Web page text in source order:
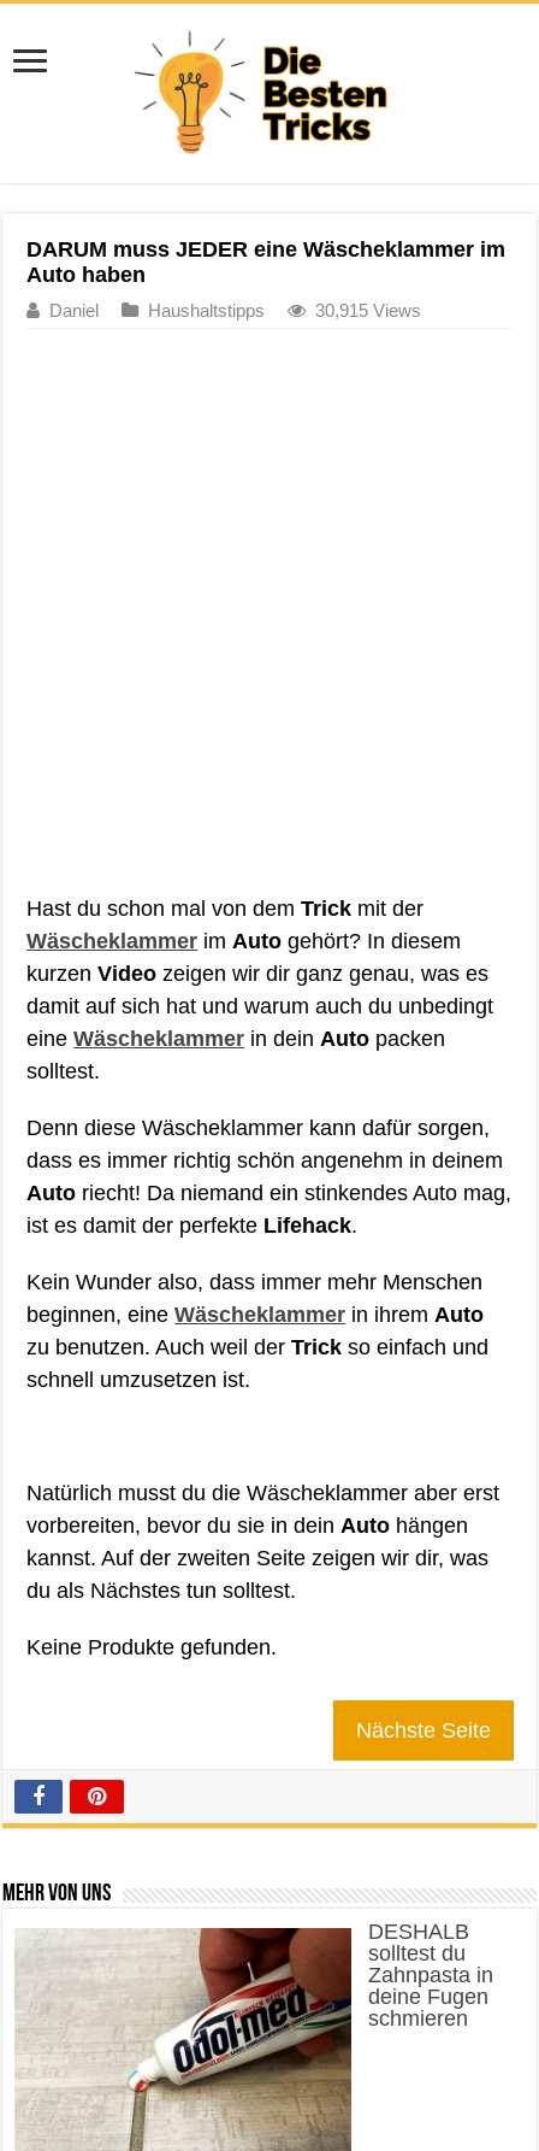
DARUM muss JEDER eine Wäscheklammer im
Auto haben
Daniel Haushaltstipps 30,915 Views
Hast du schon mal von demTrick mit der
Wäscheklammer im Auto gehört? In diesem
kurzenVideo zeigen wir dir ganz genau, was es
damit auf sich hat und warum auch du unbedingt
eineWäscheklammer in dein Auto packen
solltest.
Denn diese Wäscheklammer kann dafür sorgen,
dass es immer richtig schön angenehm in deinem
Auto riecht! Da niemand ein stinkendes Auto mag,
ist es damit der perfekte Lifehack.
Kein Wunder also, dass immer mehr Menschen
beginnen, eineWäscheklammer in ihrem Auto
zu benutzen. Auch weil derTrick so einfach und
schnell umzusetzen ist.
Natürlich musst du die Wäscheklammer aber erst
vorbereiten, bevor du sie in dein Auto hängen
kannst. Auf der zweiten Seite zeigen wir dir, was
du als Nächstes tun solltest.
Keine Produkte gefunden.
Nächste Seite
Mehr von uns
DESHALB
solltest du
Zahnpasta in
deine Fugen
schmieren